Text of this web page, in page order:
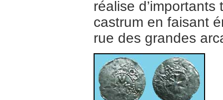
réalise
castrum en faisant
rue des grandes